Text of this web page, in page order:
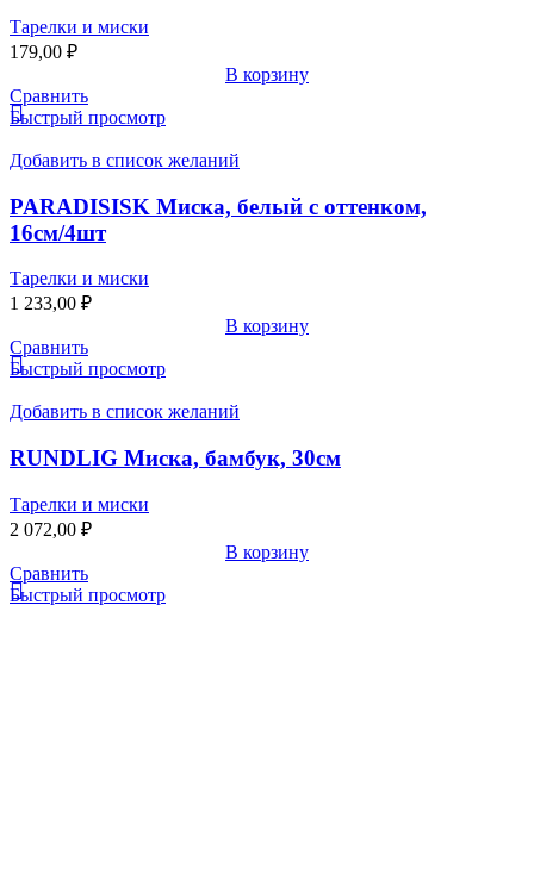
Тарелки и миски
179,00 ₽
В корзину
Сравнить
Быстрый просмотр
Добавить в список желаний
PARADISISK Миска, белый с оттенком,
16см/4шт
Тарелки и миски
1 233,00 ₽
В корзину
Сравнить
Быстрый просмотр
Добавить в список желаний
RUNDLIG Миска, бамбук, 30см
Тарелки и миски
2 072,00 ₽
В корзину
Сравнить
Быстрый просмотр